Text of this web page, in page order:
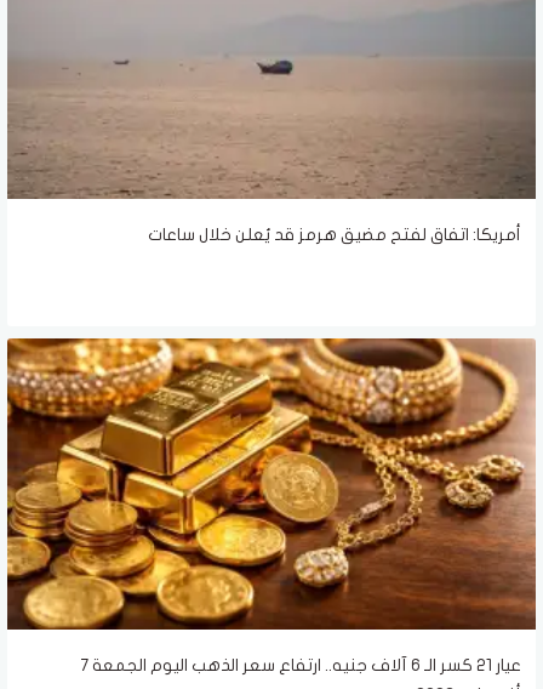
أمريكا: اتفاق لفتح مضيق هرمز قد يُعلن خلال ساعات
عيار 21 كسر الـ 6 آلاف جنيه.. ارتفاع سعر الذهب اليوم الجمعة 7